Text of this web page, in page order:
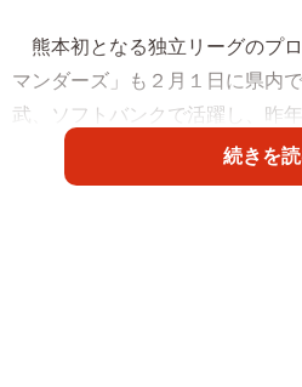
熊本初となる独立リーグのプ
マンダーズ」も２月１日に県内
武、ソフトバンクで活躍し、昨
氏（４１）が初代監督を務める
ＰＬ学園ＯＢでもある深瀬猛さ
続きを